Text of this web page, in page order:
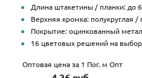
Длина штакетины / планки: до
Верхняя кромка: полукруглая /
Покрытие: оцинкованный
16 цветовых решений на
Оптовая цена за 1 Пог. м Опт